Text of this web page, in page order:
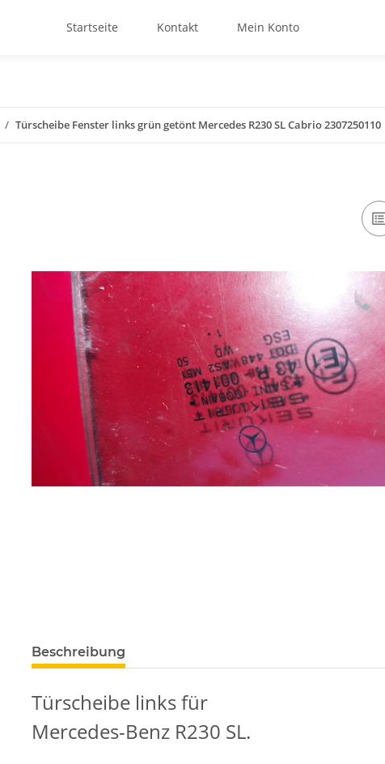
Startseite Kontakt Mein Konto
Türscheibe Fenster links grün getönt Mercedes R230 SL Cabrio 2307250110
Beschreibung
Türscheibe links für
Mercedes-Benz R230 SL.